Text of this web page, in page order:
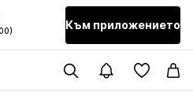
Към приложението